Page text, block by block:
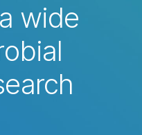
wide
임상 종양학 연구
생식 보건 연구
유전 및 희귀 질환
연구